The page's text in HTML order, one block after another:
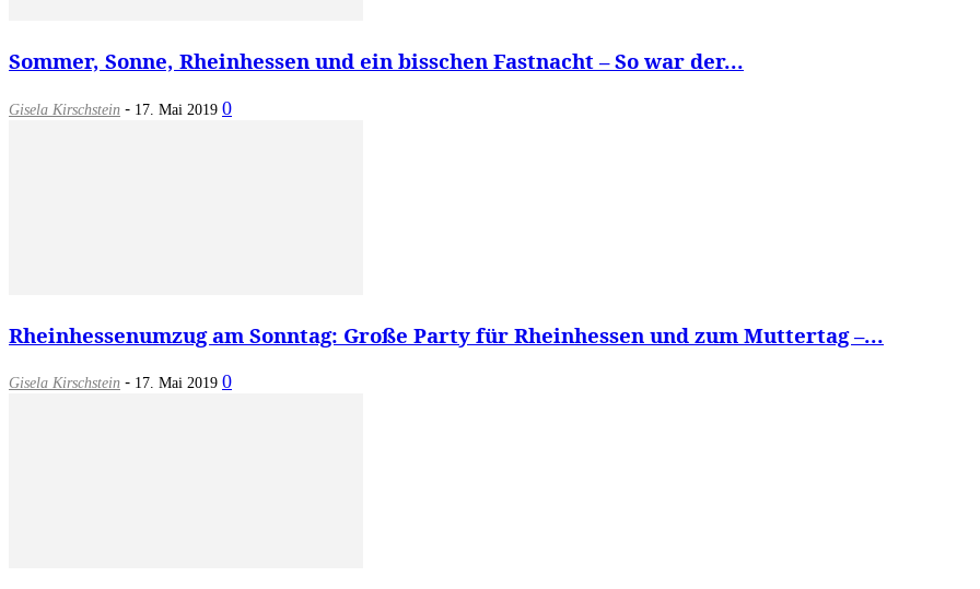
Sommer, Sonne, Rheinhessen und ein bisschen Fastnacht – So war der...
Gisela Kirschstein - 17. Mai 2019 0
Rheinhessenumzug am Sonntag: Große Party für Rheinhessen und zum Muttertag –...
Gisela Kirschstein - 17. Mai 2019 0